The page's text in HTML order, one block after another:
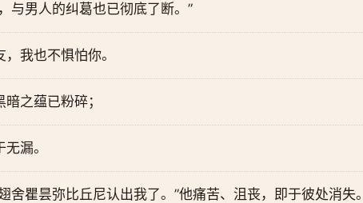
与男人的纠葛也已彻底了断。”
我也不惧怕你。
之蕴已粉碎；
漏。
舍瞿昙弥比丘尼认出我了。”他痛苦、沮丧，即于彼处消失。